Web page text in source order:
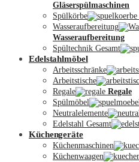
Kontakt
Gläserspülmaschinen
Spülkörbe
Wasseraufbereitung
Wasseraufbereitung
Spültechnik Gesamt
Edelstahlmöbel
Arbeitsschränke
Arbeitstische
Regale
Regale
Spülmöbel
Neutralelemente
Edelstahl Gesamt
Küchengeräte
Küchenmaschinen
Küchenwaagen